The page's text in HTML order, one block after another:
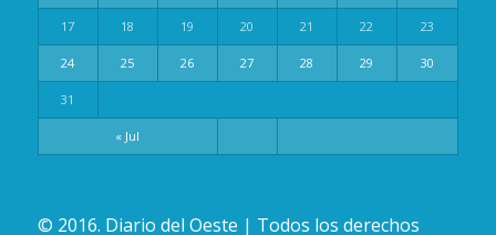
« Jul
17 18 19 20 21 22 23
24 25 26 27 28 29 30
31
© 2016. Diario del Oeste | Todos los derechos